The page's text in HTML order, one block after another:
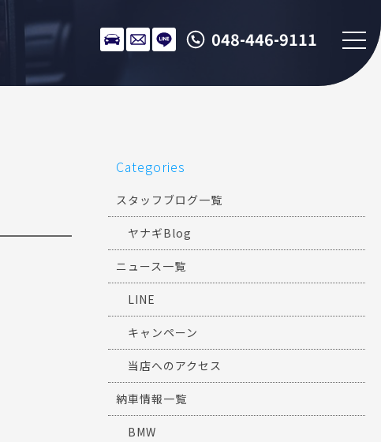
048-446-9111
Categories
スタッフブログ一覧
ヤナギBlog
ニュース一覧
LINE
キャンペーン
当店へのアクセス
納車情報一覧
BMW